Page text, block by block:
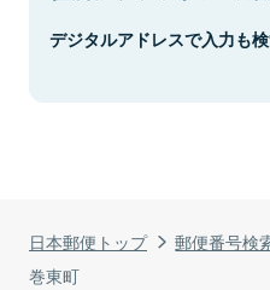
日本郵便トップ 郵便番号検
巻東町
デジタルアドレスで入力も検